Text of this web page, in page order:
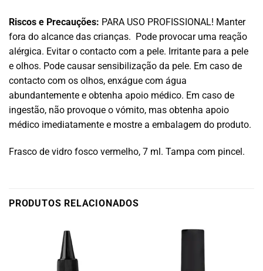
Riscos e Precauções: PARA USO PROFISSIONAL! Manter
fora do alcance das crianças. Pode provocar uma reação
alérgica. Evitar o contacto com a pele. Irritante para a pele
e olhos. Pode causar sensibilização da pele. Em caso de
contacto com os olhos, enxágue com água
abundantemente e obtenha apoio médico. Em caso de
ingestão, não provoque o vómito, mas obtenha apoio
médico imediatamente e mostre a embalagem do produto.
Frasco de vidro fosco vermelho, 7 ml. Tampa com pincel.
PRODUTOS RELACIONADOS